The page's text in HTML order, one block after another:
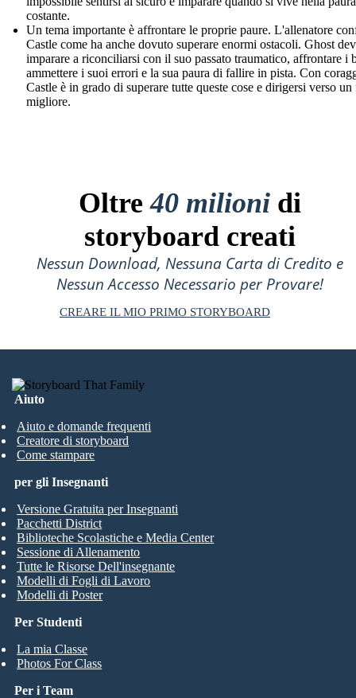
costante.
Un tema importante è affrontare le proprie paure. L'allenatore
Castle come ha anche dovuto superare enormi ostacoli. Ghost
imparare a riconciliarsi con il suo passato traumatico, affrontare i
ammettere i suoi errori e la sua paura di fallire in pista. Con
Castle è in grado di superare tutte queste cose e dirigersi verso
migliore.
Oltre40 milioni di
storyboard creati
Nessun Download, Nessuna Carta di Credito e
Nessun Accesso Necessario per Provare!
CREARE IL MIO PRIMO STORYBOARD
Aiuto
Aiuto e domande frequenti
Creatore di storyboard
Come stampare
Per Studenti
La mia Classe
Photos For Class
per gli Insegnanti
Versione Gratuita per Insegnanti
Pacchetti District
Biblioteche Scolastiche e Media Center
Sessione di Allenamento
Tutte le Risorse Dell'insegnante
Modelli di Fogli di Lavoro
Modelli di Poster
Per i Team